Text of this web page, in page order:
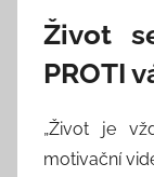
Život
PROTI
„Život je
motivační